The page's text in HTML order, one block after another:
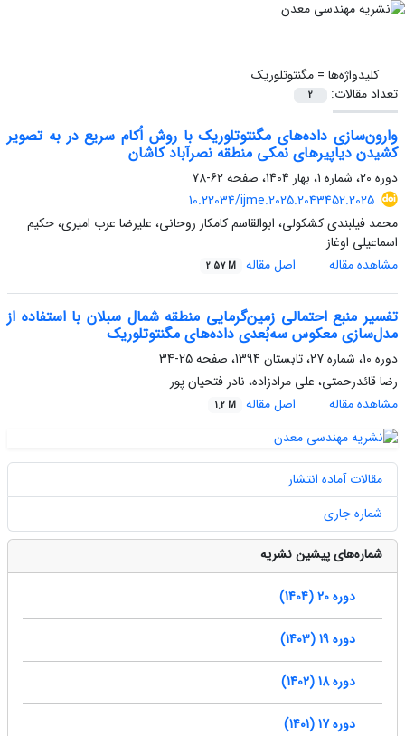
کلیدواژه‌ها =مگنتوتلوریک
تعداد مقالات:
2
وارون‌سازی داده‌های مگنتوتلوریک با روش اُکام سریع در به تصویر
کشیدن دیاپیرهای نمکی منطقه نصرآباد کاشان
دوره 20، شماره 1، بهار 1404، صفحه
62-78
10.22034/ijme.2025.2043452.2025
محمد فیلبندی کشکولی، ابوالقاسم کامکار روحانی، علیرضا عرب امیری، حکیم
اسماعیلی اوغاز
مشاهده مقاله
اصل مقاله 2.57 M
تفسیر منبع احتمالی زمین‌گرمایی منطقه شمال سبلان با استفاده از
مدل‌سازی معکوس سه‌بُعدی داده‌های مگنتوتلوریک
دوره 10، شماره 27، تابستان 1394، صفحه
25-34
رضا قائدرحمتی، علی مرادزاده، نادر فتحیان پور
مشاهده مقاله
اصل مقاله 1.2 M
مقالات آماده انتشار
شماره جاری
شماره‌های پیشین نشریه
دوره 20 (1404)
دوره 19 (1403)
دوره 18 (1402)
دوره 17 (1401)